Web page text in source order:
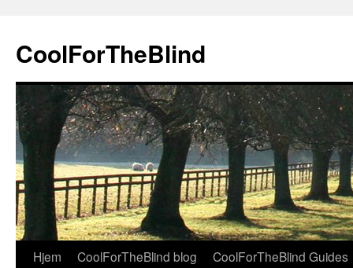
indhold
CoolForTheBlind
Hjem CoolForTheBlind blog
CoolForTheBlind Guides